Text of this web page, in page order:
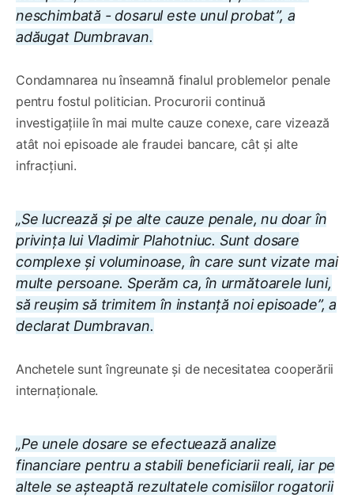
neschimbată - dosarul este unul probat”, a
adăugat Dumbravan.
Condamnarea nu înseamnă finalul problemelor penale
pentru fostul politician. Procurorii continuă
investigațiile în mai multe cauze conexe, care vizează
atât noi episoade ale fraudei bancare, cât și alte
infracțiuni.
„Se lucrează și pe alte cauze penale, nu doar în
privința lui Vladimir Plahotniuc. Sunt dosare
complexe și voluminoase, în care sunt vizate mai
multe persoane. Sperăm ca, în următoarele luni,
să reușim să trimitem în instanță noi episoade”, a
declarat Dumbravan.
Anchetele sunt îngreunate și de necesitatea cooperării
internaționale.
„Pe unele dosare se efectuează analize
financiare pentru a stabili beneficiarii reali, iar pe
altele se așteaptă rezultatele comisiilor rogatorii